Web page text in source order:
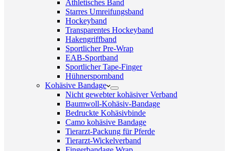
Athletisches Band
Starres Umreifungsband
Hockeyband
Transparentes Hockeyband
Hakengriffband
Sportlicher Pre-Wrap
EAB-Sportband
Sportlicher Tape-Finger
Hühnerspornband
Kohäsive Bandage
Nicht gewebter kohäsiver Verband
Baumwoll-Kohäsiv-Bandage
Bedruckte Kohäsivbinde
Camo kohäsive Bandage
Tierarzt-Packung für Pferde
Tierarzt-Wickelverband